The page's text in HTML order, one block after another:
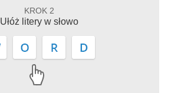
KROK 2
Ułóż litery w słowo